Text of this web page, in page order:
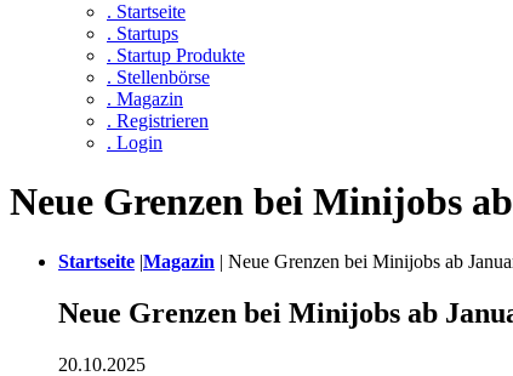
. Startseite
. Startups
. Startup Produkte
. Stellenbörse
. Magazin
. Registrieren
. Login
Neue Grenzen bei Minijobs
Startseite |Magazin | Neue Grenzen bei Minijobs ab
Neue Grenzen bei Minijobs ab
20.10.2025